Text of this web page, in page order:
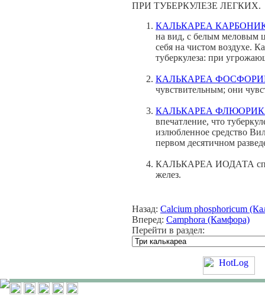
ПРИ ТУБЕРКУЛЕЗЕ ЛЕГКИХ.
КАЛЬКАРЕА
на вид, с белым меловым
себя на чистом воздухе.
туберкулеза: при
КАЛЬКАРЕА
чувствительным; они
КАЛЬКАРЕА
впечатление, что
излюбленное средство
первом десятичном
КАЛЬКАРЕА ИОДАТА
желез.
Назад: Calcium phosphoricum
Вперед: Camphora (Камфора)
Перейти в раздел: